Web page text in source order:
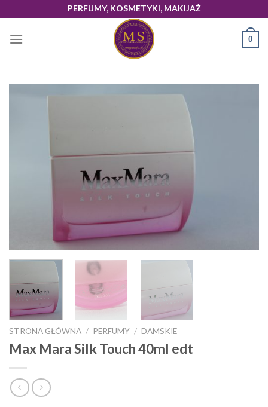
to
content
PERFUMY, KOSMETYKI, MAKIJAŻ
0
STRONA GŁÓWNA / PERFUMY / DAMSKIE
Max Mara Silk Touch 40ml edt